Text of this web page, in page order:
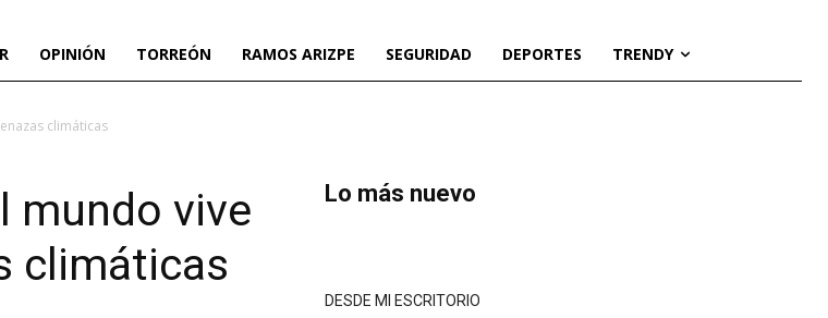
OPINIÓN TORREÓN RAMOS ARIZPE SEGURIDAD DEPORTES TRENDY
climáticas
mundo vive
climáticas
Lo más nuevo
DESDE MI ESCRITORIO